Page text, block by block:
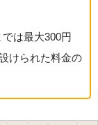
では最大300円
けられた料金の